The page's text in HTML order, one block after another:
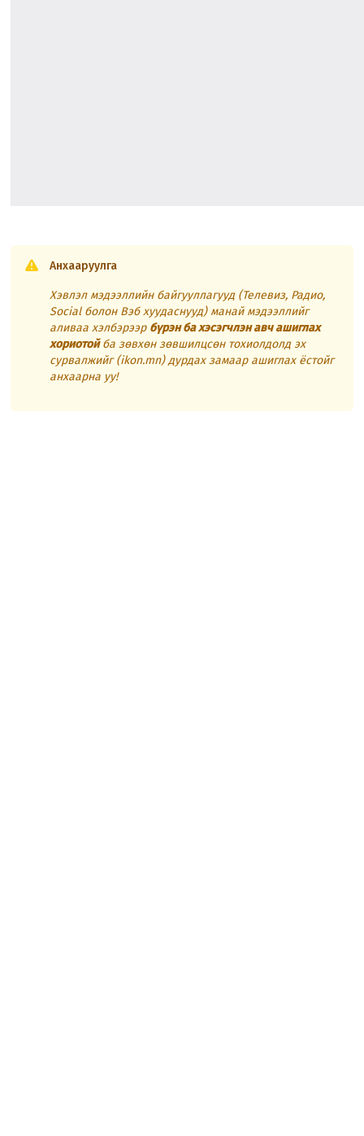
Анхааруулга
Хэвлэл мэдээллийн байгууллагууд (Телевиз, Радио,
Social болон Вэб хуудаснууд) манай мэдээллийг
аливаа хэлбэрээр бүрэн ба хэсэгчлэн авч ашиглах
хориотойба зөвхөн зөвшилцсөн тохиолдолд эх
сурвалжийг (ikon.mn) дурдах замаар ашиглах ёстойг
анхаарна уу!